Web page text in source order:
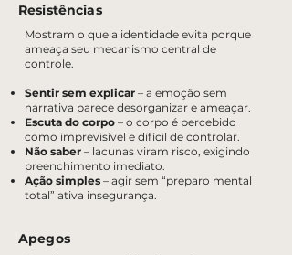
Resistências
Mostram o que a identidade evita porque
ameaça seu mecanismo central de
controle.
Sentir sem explicar – a emoção sem
narrativa parece desorganizar e ameaçar.
Escuta do corpo – o corpo é percebido
como imprevisível e difícil de controlar.
Não saber – lacunas viram risco, exigindo
preenchimento imediato.
Ação simples – agir sem “preparo mental
total” ativa insegurança.
Apegos